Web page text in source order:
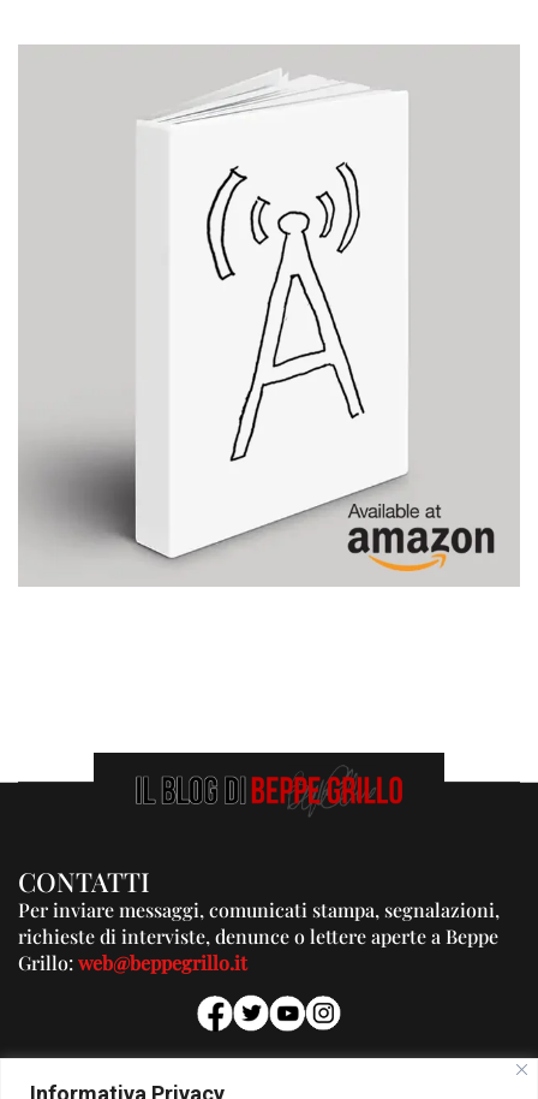
Informativa Privacy
CONTATTI
Per inviare messaggi, comunicati stampa, segnalazioni,
richieste di interviste, denunce o lettere aperte a Beppe
Grillo:web@beppegrillo.it
PUBBLICITA'